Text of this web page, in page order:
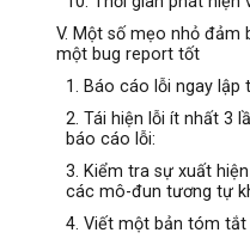
V. Một số mẹo nhỏ đảm
một bug report tốt
1. Báo cáo lỗi ngay lập
2. Tái hiện lỗi ít nhất 3
báo cáo lỗi:
3. Kiểm tra sự xuất
các mô-đun tương tự
4. Viết một bản tóm tắt